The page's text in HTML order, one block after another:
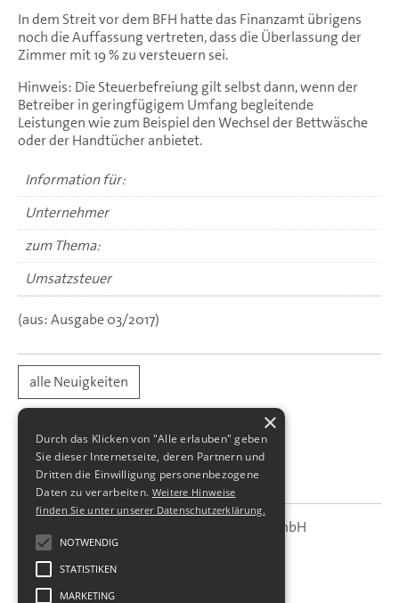
In dem Streit vor dem BFH hatte das Finanzamt übrigens
noch die Auffassung vertreten, dass die Überlassung der
Zimmer mit 19 % zu versteuern sei.
Hinweis: Die Steuerbefreiung gilt selbst dann, wenn der
Betreiber in geringfügigem Umfang begleitende
Leistungen wie zum Beispiel den Wechsel der Bettwäsche
oder der Handtücher anbietet.
Information für:
Unternehmer
zum Thema:
Umsatzsteuer
(aus: Ausgabe 03/2017)
alle Neuigkeiten
SBS
SBS Richter, Trenner & Kollegen GmbH
Steuerberatungsgesellschaft
Hohe Straße 55
01187Dresden
×
Durch das Klicken von "Alle erlauben" geben
Sie dieser Internetseite, deren Partnern und
Dritten die Einwilligung personenbezogene
Daten zu verarbeiten. Weitere Hinweise
finden Sie unter unserer Datenschutzerklärung.
NOTWENDIG
STATISTIKEN
MARKETING